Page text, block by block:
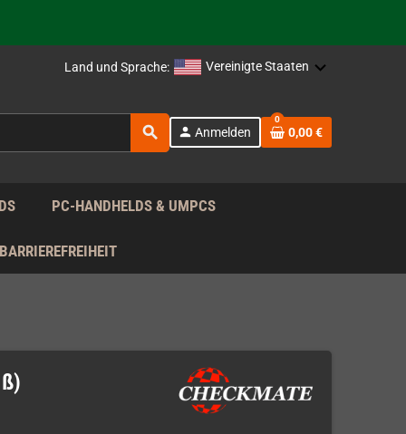
Land und Sprache: Vereinigte Staaten
search person Anmelden
0
0,00 €
PC-HANDHELDS & UMPCS